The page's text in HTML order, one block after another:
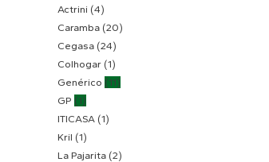
Actrini (4)
Caramba (20)
Cegasa (24)
Colhogar (1)
Genérico (11)
GP (1)
ITICASA (1)
Kril (1)
La Pajarita (2)